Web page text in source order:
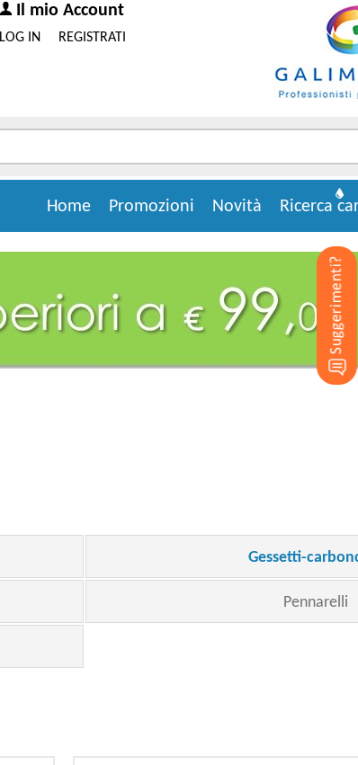
Il mio Account
REGISTRATI
LOG IN
Ricerca
Novità
Promozioni
Home
Gessetti-
Pennarelli